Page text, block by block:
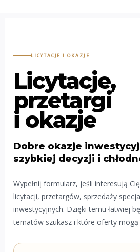
LICYTACJE I OKAZJE
Licytacje,
przetargi
i okazje
Dobre okazje
szybkiej decyzji i
Wypełnij formularz, jeśli interesują
licytacji, przetargów, sprzedaży
inwestycyjnych. Dzięki temu łatwiej
tematów szukasz i które oferty mogą